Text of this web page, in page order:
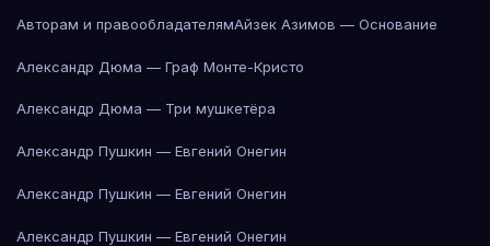
Авторам и правообладателямАйзек Азимов — Основание
Александр Дюма — Граф Монте-Кристо
Александр Дюма — Три мушкетёра
Александр Пушкин — Евгений Онегин
Александр Пушкин — Евгений Онегин
Александр Пушкин — Евгений Онегин